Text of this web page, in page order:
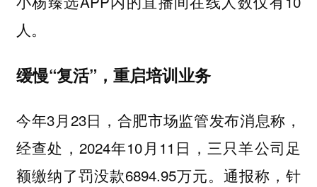
人。
缓慢“复活”，重启培训业务
今年3月23日，合肥市场监管发布消息称，
经查处，2024年10月11日，三只羊公司足
额缴纳了罚没款6894.95万元。通报称，针